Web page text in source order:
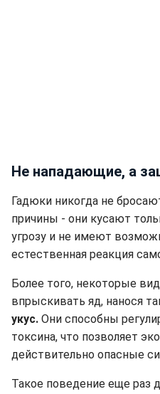
Не нападающие, а
Гадюки никогда не
причины - они кусают
угрозу и не имеют
естественная реакция
Более того, некоторые
впрыскивать яд, нанося
укус. Они способны
токсина, что позволяет
действительно опасные
Такое поведение еще раз